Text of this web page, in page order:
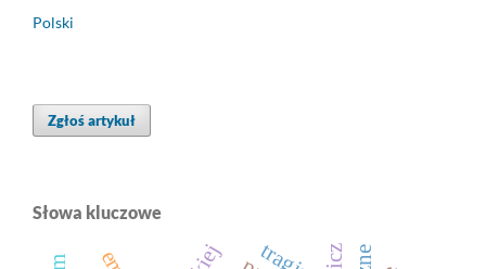
Polski
Zgłoś artykuł
Słowa kluczowe